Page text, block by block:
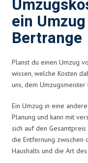
ein
Bertrange
Planst du einen Umzug
wissen, welche Kosten
uns, dem
Ein Umzug in eine
Planung und kann mit
sich auf den
die Entfernung zwischen
Haushalts und die Art